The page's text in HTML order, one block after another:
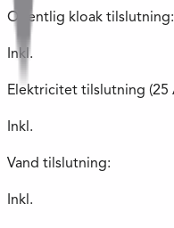
Offentlig kloak tilslutning:
Inkl.
Elektricitet tilslutning (25
Inkl.
Vand tilslutning:
Inkl.